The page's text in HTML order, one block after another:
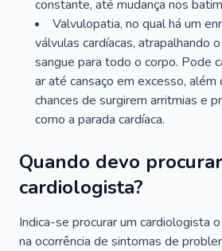
constante, até mudança nos
Valvulopatia, no qual há um
válvulas cardíacas, atrapalhando
sangue para todo o corpo. Pode
ar até cansaço em excesso, além
chances de surgirem arritmias e
como a parada cardíaca.
Quando devo
cardiologista?
Indica-se procurar um cardiologista
na ocorrência de sintomas de